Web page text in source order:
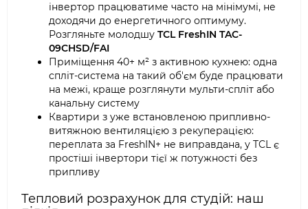
інвертор працюватиме часто на мінімумі, не
доходячи до енергетичного оптимуму.
Розгляньте молодшу TCL FreshIN TAC-
09CHSD/FAI
Приміщення 40+ м² з активною кухнею: одна
спліт-система на такий об'єм буде працювати
на межі, краще розглянути мульти-спліт або
канальну систему
Квартири з уже встановленою припливно-
витяжною вентиляцією з рекуперацією:
переплата за FreshIN+ не виправдана, у TCL є
простіші інвертори тієї ж потужності без
припливу
Тепловий розрахунок для студій: наш